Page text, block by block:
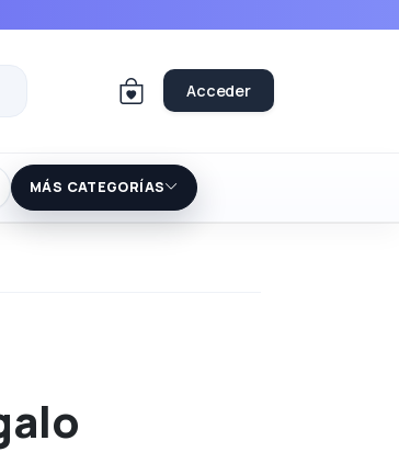
Acceder
MÁS CATEGORÍAS